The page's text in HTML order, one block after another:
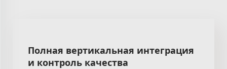
Полная вертикальная интеграция
и контроль качества